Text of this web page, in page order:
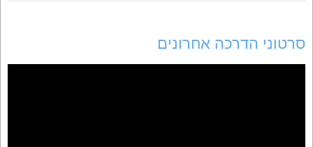
סרטוני הדרכה אחרונים